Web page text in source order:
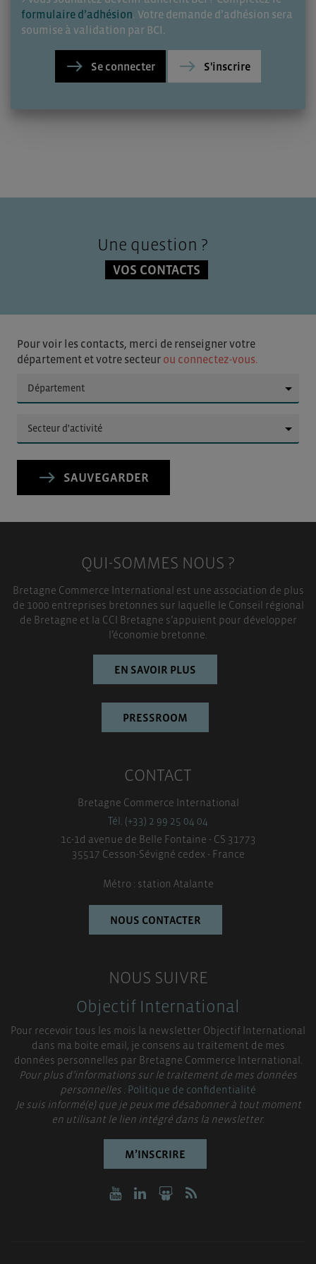
formulaire d’adhésion. Votre demande d’adhésion sera
soumise à validation par BCI.
Se connecter S'inscrire
Une question ?
VOS CONTACTS
Pour voir les contacts, merci de renseigner votre
département et votre secteur ou connectez-vous.
SAUVEGARDER
QUI-SOMMES NOUS ?
Bretagne Commerce International est une association de plus
de 1000 entreprises bretonnes sur laquelle le Conseil régional
de Bretagne et la CCI Bretagne s’appuient pour développer
l’économie bretonne.
EN SAVOIR PLUS
PRESSROOM
CONTACT
Bretagne Commerce International
Tél. (+33) 2 99 25 04 04
1c-1d avenue de Belle Fontaine - CS 31773
35517 Cesson-Sévigné cedex - France
Métro : station Atalante
NOUS CONTACTER
NOUS SUIVRE
Objectif International
Pour recevoir tous les mois la newsletter Objectif International
dans ma boite email, je consens au traitement de mes
données personnelles par Bretagne Commerce International.
Pour plus d’informations sur le traitement de mes données
personnelles :Politique de confidentialité
Je suis informé(e) que je peux me désabonner à tout moment
en utilisant le lien intégré dans la newsletter.
M’INSCRIRE